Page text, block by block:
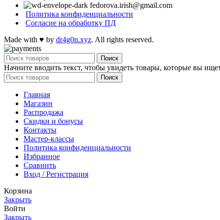
fedorova.irish@gmail.com
Политика конфиденциальности
Согласие на обработку ПД
Made with ♥ by dr4g0n.xyz. All rights reserved.
Поиск
Начните вводить текст, чтобы увидеть товары, которые вы
Поиск
Главная
Магазин
Распродажа
Cкидки и бонусы
Контакты
Мастер-классы
Политика конфиденциальности
Избранное
Сравнить
Вход / Регистрация
Корзина
Закрыть
Войти
Закрыть